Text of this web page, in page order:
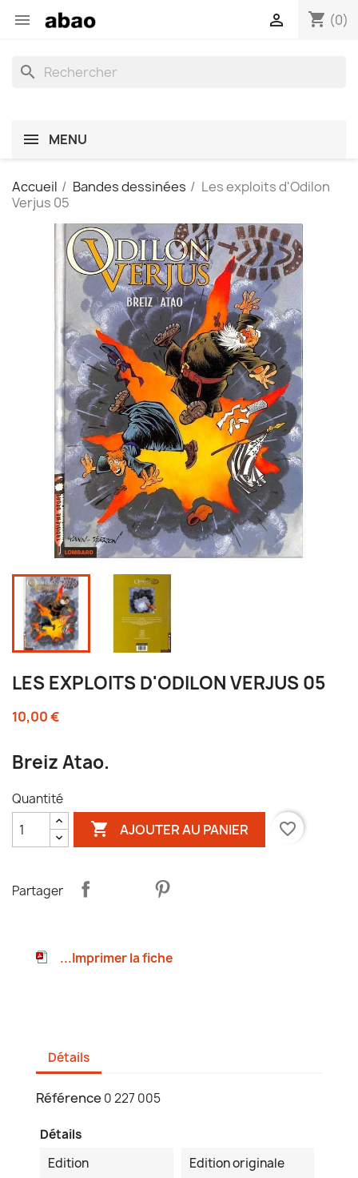
 shopping_cart (0)

search
MENU
Accueil Bandes dessinées
Les exploits d'Odilon
Verjus 05
LES EXPLOITS D'ODILON VERJUS 05
10,00 €
Breiz Atao.
Quantité
 AJOUTER AU PANIER favorite_border
Partager
...Imprimer la fiche
Détails
Référence 0 227 005
Détails
Edition
Edition originale